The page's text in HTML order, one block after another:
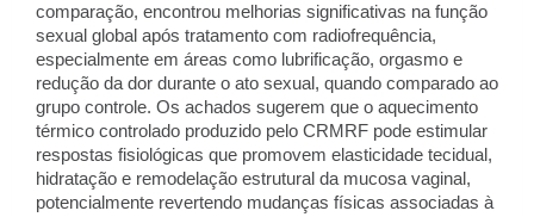
comparação, encontrou melhorias significativas na função
sexual global após tratamento com radiofrequência,
especialmente em áreas como lubrificação, orgasmo e
redução da dor durante o ato sexual, quando comparado ao
grupo controle. Os achados sugerem que o aquecimento
térmico controlado produzido pelo CRMRF pode estimular
respostas fisiológicas que promovem elasticidade tecidual,
hidratação e remodelação estrutural da mucosa vaginal,
potencialmente revertendo mudanças físicas associadas à